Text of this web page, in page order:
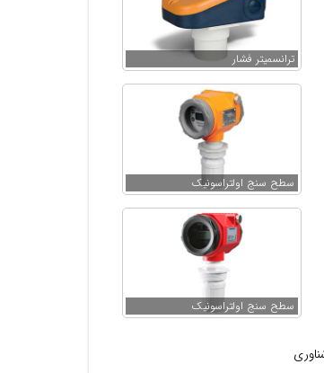
ترانسمیتر فشار
سطح سنج اولتراسونیک
سطح سنج اولتراسونیک